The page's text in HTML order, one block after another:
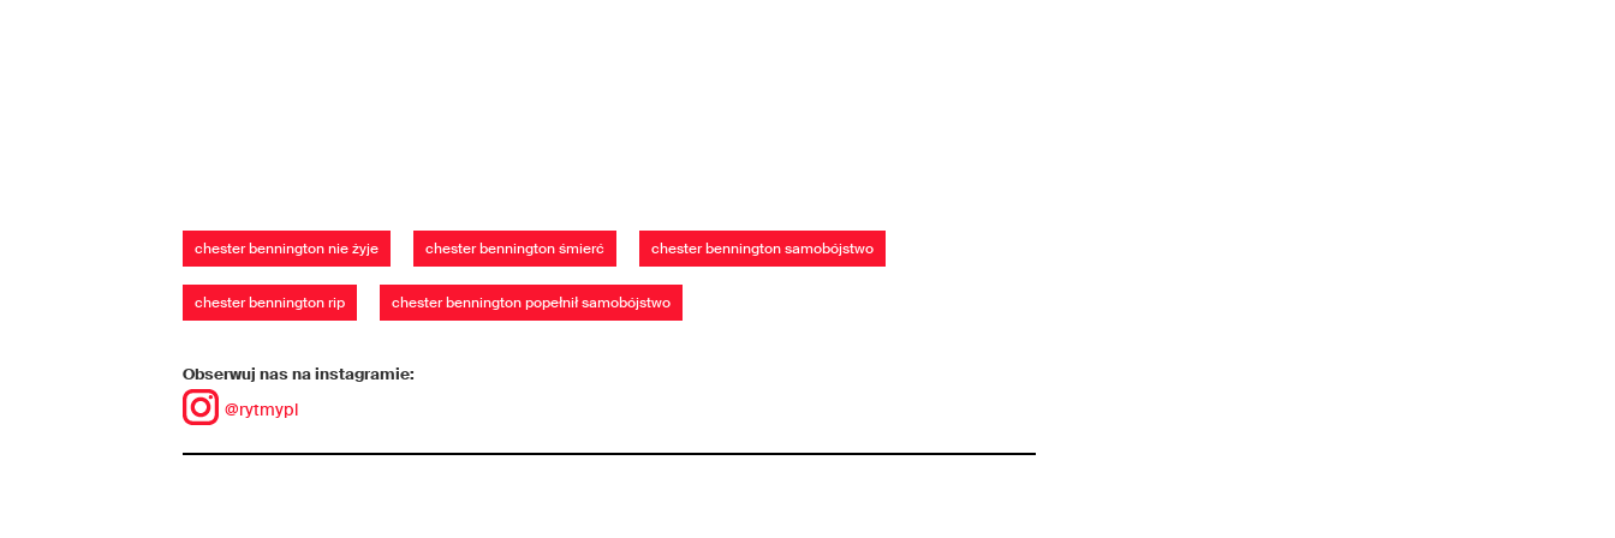
chester bennington nie żyje chester bennington śmierć chester bennington samobójstwo
chester bennington rip chester bennington popełnił samobójstwo
Obserwuj nas na instagramie:
@rytmypl